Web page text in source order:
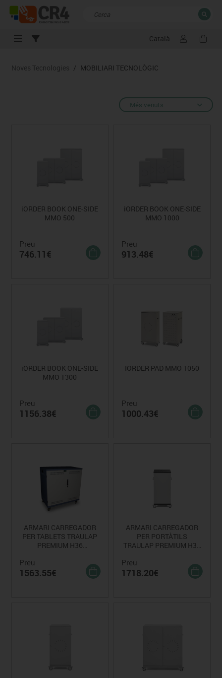
Català
Resultats de la recerca TANCAR
Noves Tecnologies / MOBILIARI TECNOLÒGIC
Més venuts
iORDER BOOK ONE-SIDE
MMO 500
Preu
746.11€
iORDER BOOK ONE-SIDE
MMO 1000
Preu
913.48€
iORDER BOOK ONE-SIDE
MMO 1300
Preu
1156.38€
IORDER PAD MMO 1050
Preu
1000.43€
ARMARI CARREGADOR
PER TABLETS TRAULAP
PREMIUM H36
Preu
1563.55€
ARMARI CARREGADOR
PER PORTÀTILS
TRAULAP PREMIUM H30
Preu
1718.20€